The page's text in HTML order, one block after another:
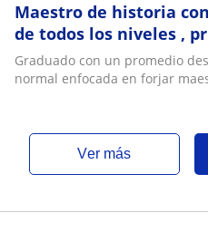
Maestro de historia
de todos los niveles ,
secundaria y
Graduado con un promedio
normal enfocada en forjar
ver más